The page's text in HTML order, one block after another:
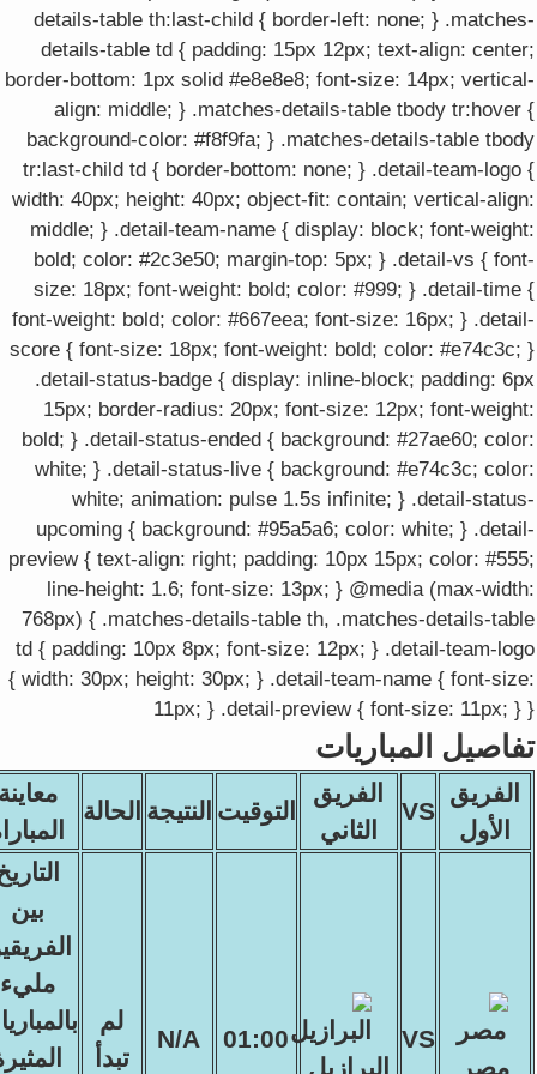
details-table th:last-child { border-left: none; } .matches-
details-table td { padding: 15px 12px; text-align: center;
border-bottom: 1px solid #e8e8e8; font-size: 14px; vertical-
align: middle; } .matches-details-table tbody tr:hover {
background-color: #f8f9fa; } .matches-details-table tbody
tr:last-child td { border-bottom: none; } .detail-team-logo {
width: 40px; height: 40px; object-fit: contain; vertical-align:
middle; } .detail-team-name { display: block; font-weight:
bold; color: #2c3e50; margin-top: 5px; } .detail-vs { font-
size: 18px; font-weight: bold; color: #999; } .detail-time {
font-weight: bold; color: #667eea; font-size: 16px; } .detail-
score { font-size: 18px; font-weight: bold; color: #e74c3c; }
.detail-status-badge { display: inline-block; padding: 6px
15px; border-radius: 20px; font-size: 12px; font-weight:
bold; } .detail-status-ended { background: #27ae60; color:
white; } .detail-status-live { background: #e74c3c; color:
white; animation: pulse 1.5s infinite; } .detail-status-
upcoming { background: #95a5a6; color: white; } .detail-
preview { text-align: right; padding: 10px 15px; color: #555;
line-height: 1.6; font-size: 13px; } @media (max-width:
768px) { .matches-details-table th, .matches-details-table
td { padding: 10px 8px; font-size: 12px; } .detail-team-logo
{ width: 30px; height: 30px; } .detail-team-name { font-size:
11px; } .detail-preview { font-size: 11px; } }
تفاصيل المباريات
الفريق
الأول
VS
الفريق
الثاني
التوقيت النتيجة الحالة
مصر
VS
البرازيل
01:00
N/A
لم
تبدأ
بين
مليء